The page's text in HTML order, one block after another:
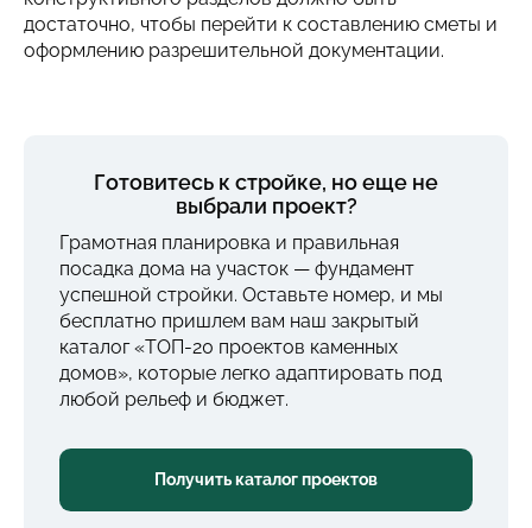
достаточно, чтобы перейти к составлению сметы и
оформлению разрешительной документации.
Готовитесь к стройке, но еще не
выбрали проект?
Грамотная планировка и правильная
посадка дома на участок — фундамент
успешной стройки. Оставьте номер, и мы
бесплатно пришлем вам наш закрытый
каталог «ТОП-20 проектов каменных
домов», которые легко адаптировать под
любой рельеф и бюджет.
Получить каталог проектов